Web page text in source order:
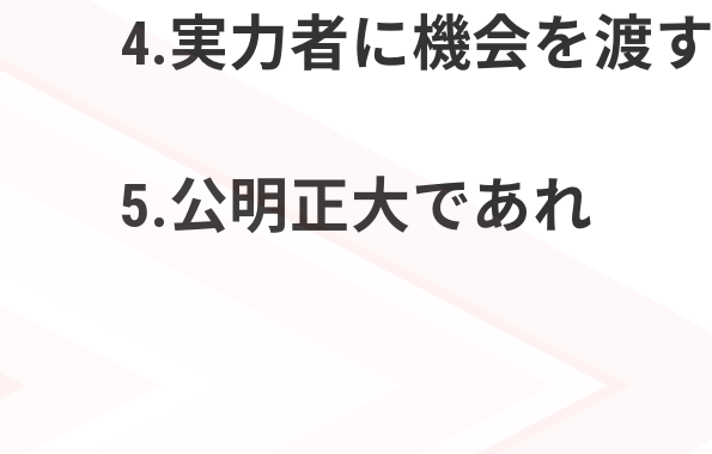
4.実力者に機会を渡す
5.公明正大であれ